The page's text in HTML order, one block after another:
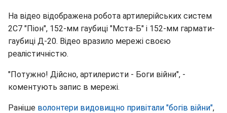
На відео відображена робота артилерійських систем
2С7 "Піон", 152-мм гаубиці "Мста-Б" і 152-мм гармати-
гаубиці Д-20. Відео вразило мережі своєю
реалістичністю.
"Потужно! Дійсно, артилеристи - Боги війни", -
коментують запис в мережі.
Раніше волонтери видовищно привітали "богів війни",